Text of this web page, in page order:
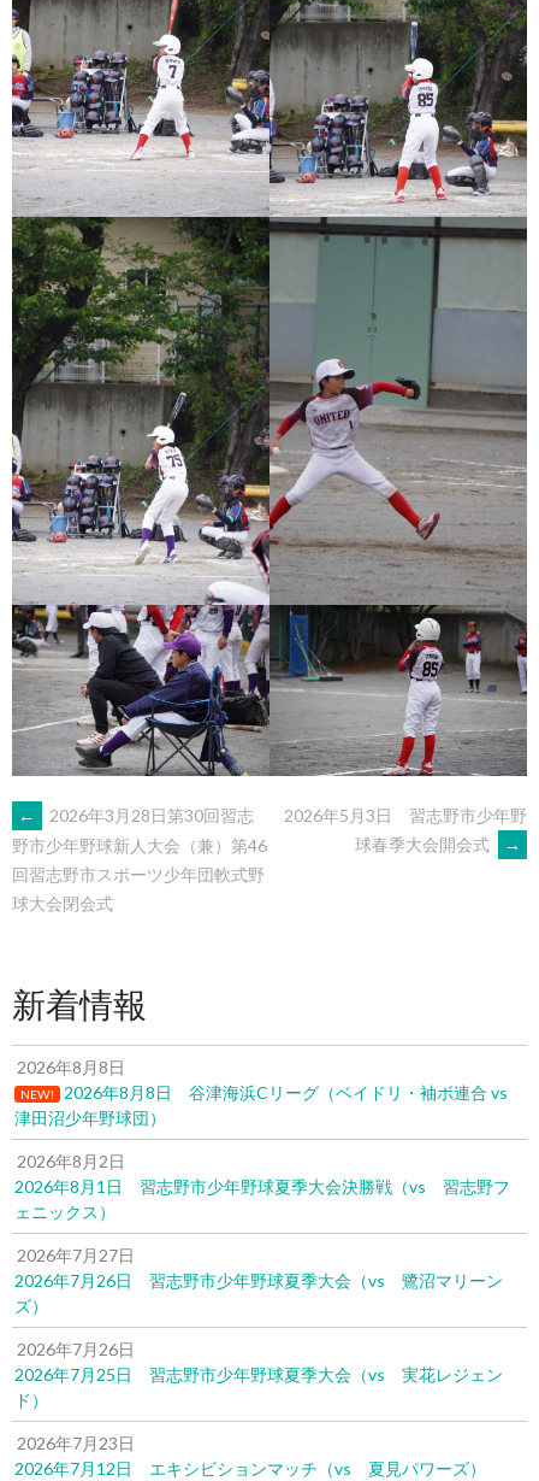
POST
NAVIGATION
←
2026年3月28日第30回習志
野市少年野球新人大会（兼）第46
回習志野市スポーツ少年団軟式野
球大会閉会式
2026年5月3日 習志野市少年野
球春季大会開会式
→
新着情報
2026年8月8日
NEW!
2026年8月8日 谷津海浜Cリーグ（ベイドリ・袖ボ連合 vs
津田沼少年野球団）
2026年8月2日
2026年8月1日 習志野市少年野球夏季大会決勝戦（vs 習志野フ
ェニックス）
2026年7月27日
2026年7月26日 習志野市少年野球夏季大会（vs 鷺沼マリーン
ズ）
2026年7月26日
2026年7月25日 習志野市少年野球夏季大会（vs 実花レジェン
ド）
2026年7月23日
2026年7月12日 エキシビションマッチ（vs 夏見パワーズ）